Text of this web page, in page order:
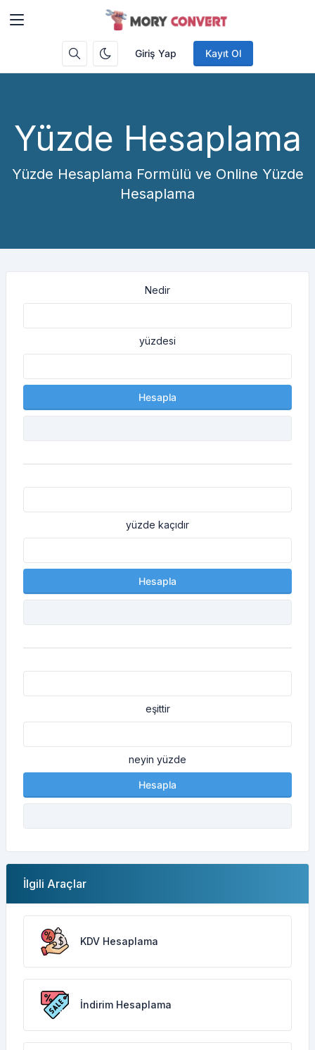
Giriş Yap Kayıt Ol
Yüzde Hesaplama
Yüzde Hesaplama Formülü ve Online Yüzde
Hesaplama
Nedir
yüzdesi
Hesapla
yüzde kaçıdır
Hesapla
eşittir
neyin yüzde
Hesapla
İlgili Araçlar
KDV Hesaplama
İndirim Hesaplama